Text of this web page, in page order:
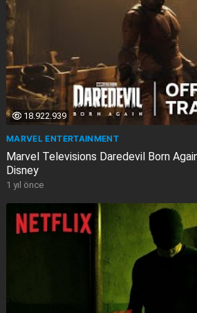
18.922.939
MARVEL ENTERTAINMENT
Marvel Televisions Daredevil Born
Disney
1 yıl önce